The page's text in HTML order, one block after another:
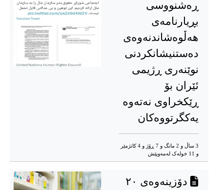
ڕەشنووسی
بڕیارنامەی
هەڵوەشاندنەوەی
دەستنیشانکردنی
نوێنەری ڕژیمی
ئێران بۆ
ڕێکخراوی نەتەوە
یەکگرتووەکان
3 ساڵ و 2 مانگ و 7 ڕۆژ و 4 کاتژمێر
و 11 خوله‌ک له‌مه‌وپێش‌